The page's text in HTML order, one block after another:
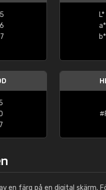
L*
a*
b*
en färg på en digital skärm.
"Great product and